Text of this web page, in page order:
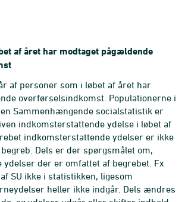
af året har modtaget pågældende
af personer som i løbet af året har
overførselsindkomst. Populationerne i
Sammenhængende socialstatistik er
indkomsterstattende ydelse i løbet af
indkomsterstattende ydelser er ikke
Dels er der spørgsmålet om,
ydelser der er omfattet af begrebet. Fx
SU ikke i statistikken, ligesom
heller ikke indgår. Dels ændres